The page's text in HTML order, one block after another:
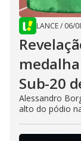
LANCE/ 06/
Sub-20
Alessandro
alto do pódio